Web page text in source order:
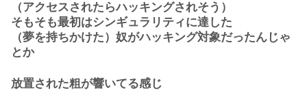
（アクセスされたらハッキングされそう）
そもそも最初はシンギュラリティに達した
（夢を持ちかけた）奴がハッキング対象だったんじゃ
とか
放置された粗が響いてる感じ